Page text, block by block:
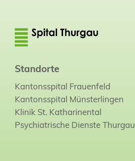
Standorte
Kantonsspital Frauenfeld
Kantonsspital Münsterlingen
Klinik St. Katharinental
Psychiatrische Dienste Thurgau